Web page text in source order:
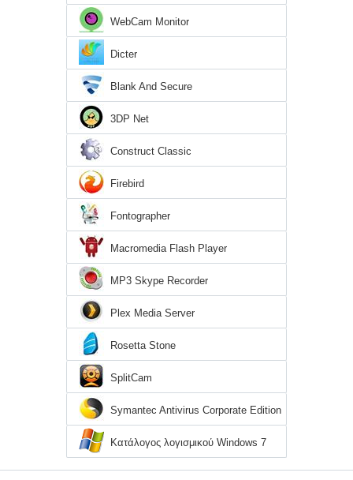
WebCam Monitor
Dicter
Blank And Secure
3DP Net
Construct Classic
Firebird
Fontographer
Macromedia Flash Player
MP3 Skype Recorder
Plex Media Server
Rosetta Stone
SplitCam
Symantec Antivirus Corporate Edition
Κατάλογος λογισμικού Windows 7